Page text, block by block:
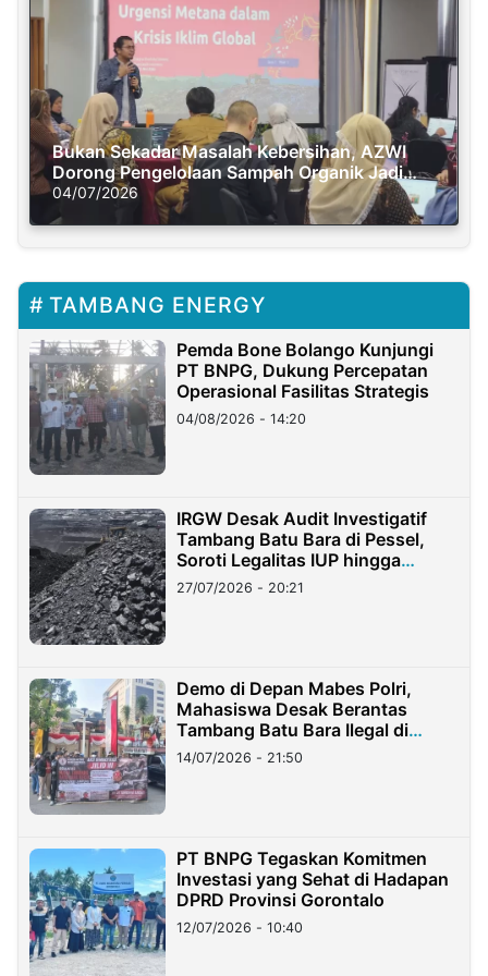
Bukan Sekadar Masalah Kebersihan, AZWI
Dorong Pengelolaan Sampah Organik Jadi
Solusi Krisis Iklim
04/07/2026
TAMBANG ENERGY
Pemda Bone Bolango Kunjungi
PT BNPG, Dukung Percepatan
Operasional Fasilitas Strategis
04/08/2026 - 14:20
IRGW Desak Audit Investigatif
Tambang Batu Bara di Pessel,
Soroti Legalitas IUP hingga
Stockpile
27/07/2026 - 20:21
Demo di Depan Mabes Polri,
Mahasiswa Desak Berantas
Tambang Batu Bara Ilegal di
Lampung
14/07/2026 - 21:50
PT BNPG Tegaskan Komitmen
Investasi yang Sehat di Hadapan
DPRD Provinsi Gorontalo
12/07/2026 - 10:40